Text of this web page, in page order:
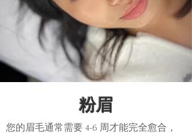
粉眉
您的眉毛通常需要 4-6 周才能完全愈合，